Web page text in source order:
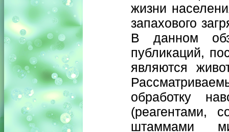
жизни
запахового
В данном
публикаций,
являются
обработку
(реагентами,
штаммами